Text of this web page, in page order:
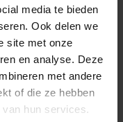
media te bieden
Ook delen we
site met onze
en analyse. Deze
met andere
of die ze hebben
hun services.
Sport &